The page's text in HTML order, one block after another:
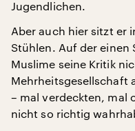
Jugendlichen.
Aber auch hier sitzt er
Stühlen. Auf der einen
Muslime seine Kritik
Mehrheitsgesellschaft
– mal verdeckten, mal
nicht so richtig